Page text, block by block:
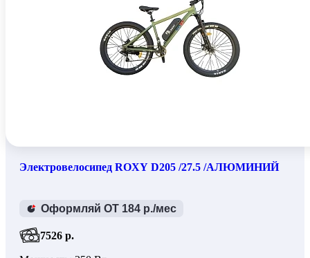
Электровелосипед ROXY D205 /27.5 /АЛЮМИНИЙ
Оформляй ОТ 184 р./мес
7526 р.